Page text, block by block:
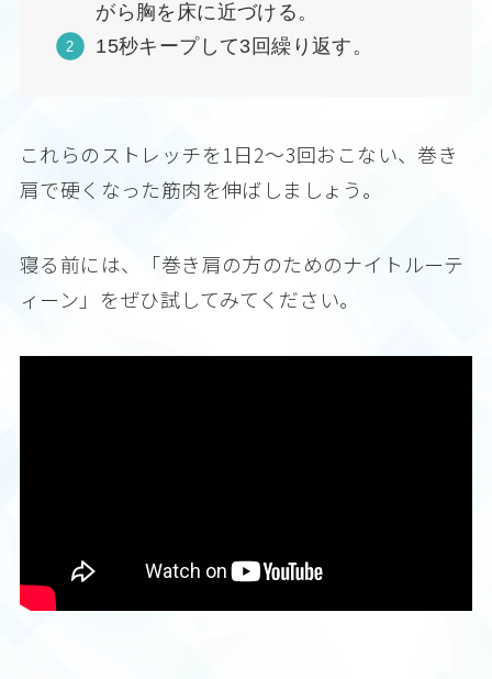
がら胸を床に近づける。
15秒キープして3回繰り返す。
これらのストレッチを1日2〜3回おこない、巻き
肩で硬くなった筋肉を伸ばしましょう。
寝る前には、「巻き肩の方のためのナイトルーテ
ィーン」をぜひ試してみてください。